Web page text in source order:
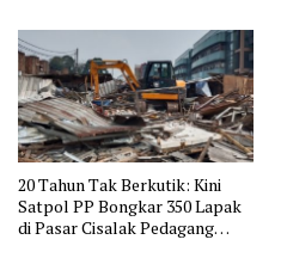
20 Tahun Tak Berkutik: Kini
Satpol PP Bongkar 350 Lapak
di Pasar Cisalak Pedagang